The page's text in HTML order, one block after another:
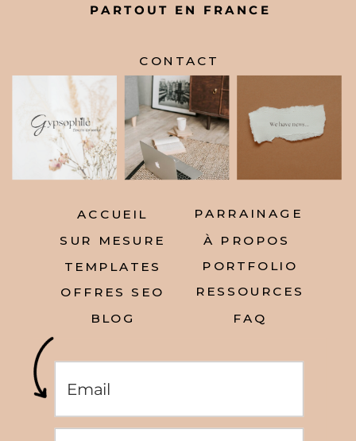
CONTACT
SUR MESURE À PROPOS
ACCUEIL
TEMPLATES
OFFRES SEO
BLOG
PORTFOLIO
RESSOURCES
PARTOUT EN FRANCE
PARRAINAGE
FAQ